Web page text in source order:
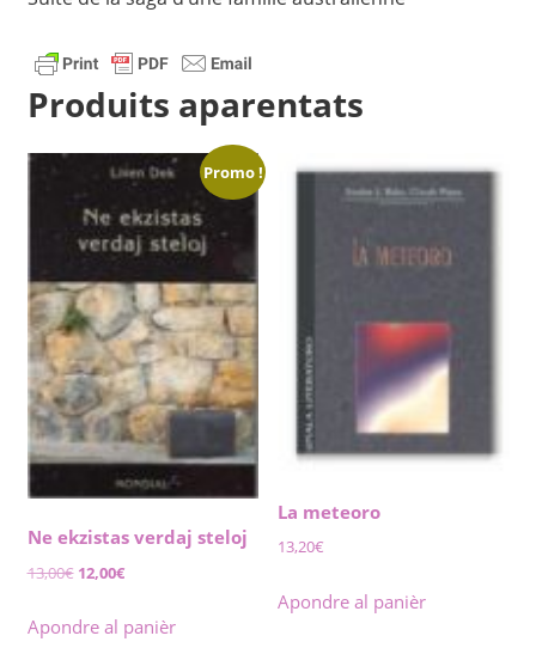
Produits aparentats
Promo !
Ne ekzistas verdaj steloj
13,00€ Original
was:
12,00€Current
is:
Apondre al panièr
La meteoro
13,20€
Apondre al panièr